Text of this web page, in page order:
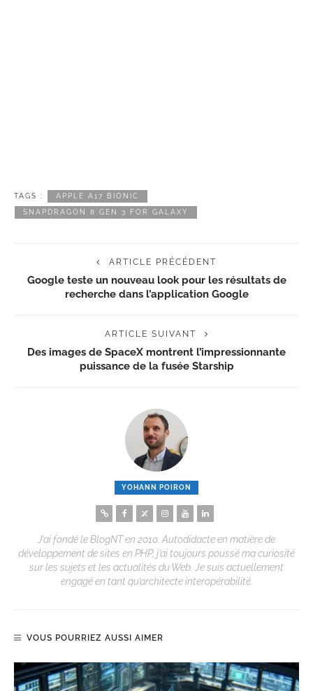
TAGS : APPLE A17 BIONIC
SNAPDRAGON 8 GEN 3 FOR GALAXY
ARTICLE PRÉCÉDENT
Google teste un nouveau look pour les résultats de
recherche dans l’application Google
ARTICLE SUIVANT
Des images de SpaceX montrent l’impressionnante
puissance de la fusée Starship
YOHANN POIRON
J’ai fondé le BlogNT en 2010. Autodidacte en matière de
développement de sites en PHP, j’ai toujours poussé ma curiosité
sur les sujets et les actualités du Web. Je suis actuellement
engagé en tant qu’architecte interopérabilité.
VOUS POURRIEZ AUSSI AIMER